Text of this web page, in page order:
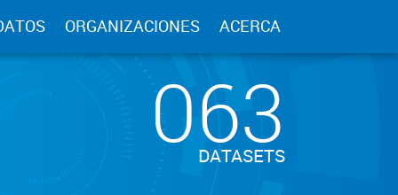
ORGANIZACIONES ACERCA
063
DATASETS